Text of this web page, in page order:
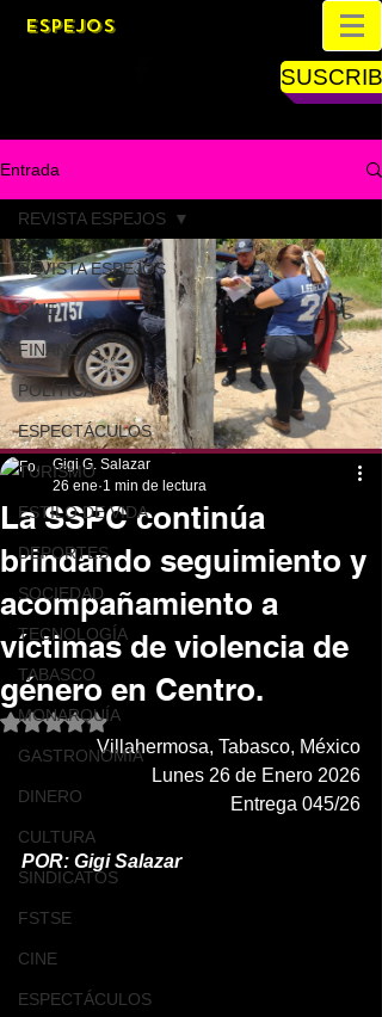
ESPEJOS
Entrada
REVISTA ESPEJOS
CINE
FINANZAS
POLÍTICA
ESPECTÁCULOS
TURISMO
ESTILO DE VIDA
DEPORTES
SOCIEDAD
TECNOLOGÍA
TABASCO
MONARQUÍA
GASTRONOMÍA
DINERO
CULTURA
SINDICATOS
FSTSE
CINE
ESPECTÁCULOS
REVISTA ESPEJOS
La SSPC continúa
brindando seguimiento y
acompañamiento a
víctimas de violencia de
género en Centro.
Gigi G. Salazar
26 ene 1 min de lectura
Obtuvo NaN de 5 estrellas.
Villahermosa, Tabasco, México
Lunes 26 de Enero 2026
Entrega 045/26
POR: Gigi Salazar